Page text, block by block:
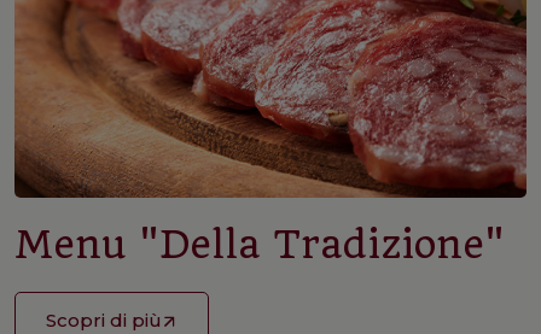
Menu "Della Tradizione"
Scopri di più